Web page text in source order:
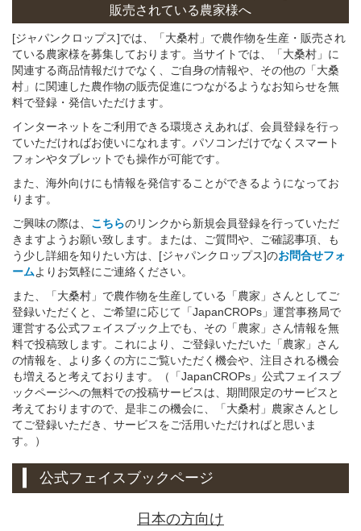
販売されている農家様へ
[ジャパンクロップス]では、「大桑村」で農作物を生産・販売され
ている農家様を募集しております。当サイトでは、「大桑村」に
関連する商品情報だけでなく、ご自身の情報や、その他の「大桑
村」に関連した農作物の販売促進につながるようなお知らせを無
料で登録・発信いただけます。
インターネットをご利用できる環境さえあれば、会員登録を行っ
ていただければお使いになれます。パソコンだけでなくスマート
フォンやタブレットでも操作が可能です。
また、海外向けにも情報を発信することができるようになってお
ります。
ご興味の際は、 こちらのリンクから新規会員登録を行っていただ
きますようお願い致します。または、ご質問や、ご確認事項、も
う少し詳細を知りたい方は、[ジャパンクロップス]のお問合せフォ
ームよりお気軽にご連絡ください。
また、「大桑村」で農作物を生産している「農家」さんとしてご
登録いただくと、ご希望に応じて「JapanCROPs」運営事務局で
運営する公式フェイスブック上でも、その「農家」さん情報を無
料で投稿致します。これにより、ご登録いただいた「農家」さん
の情報を、より多くの方にご覧いただく機会や、注目される機会
も増えると考えております。（「JapanCROPs」公式フェイスブ
ックページへの無料での投稿サービスは、期間限定のサービスと
考えておりますので、是非この機会に、「大桑村」農家さんとし
てご登録いただき、サービスをご活用いただければと思いま
す。）
公式フェイスブックページ
日本の方向け